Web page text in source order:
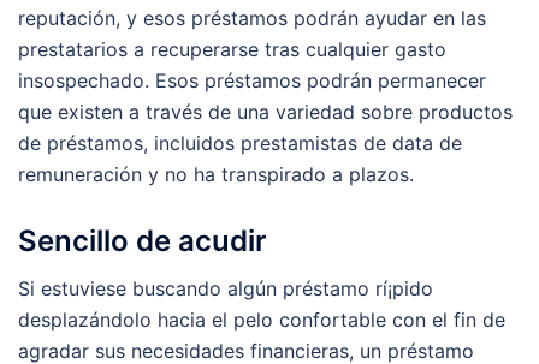
reputación, y esos préstamos podrán ayudar en las
prestatarios a recuperarse tras cualquier gasto
insospechado. Esos préstamos podrán permanecer
que existen a través de una variedad sobre productos
de préstamos, incluidos prestamistas de data de
remuneración y no ha transpirado a plazos.
Sencillo de acudir
Si estuviese buscando algún préstamo rí¡pido
desplazándolo hacia el pelo confortable con el fin de
agradar sus necesidades financieras, un préstamo